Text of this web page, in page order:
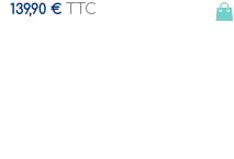
139,90 € TTC